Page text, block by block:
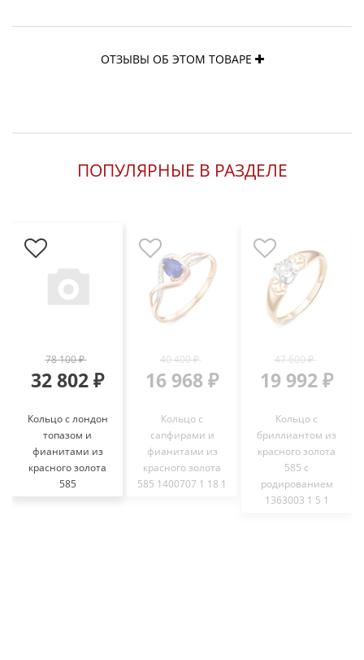
ОТЗЫВЫ ОБ ЭТОМ ТОВАРЕ
ПОПУЛЯРНЫЕ В РАЗДЕЛЕ
78 100 ₽
32 802 ₽
Кольцо с лондон
топазом и
фианитами из
красного золота
585
40 400 ₽
16 968 ₽
Кольцо с
сапфирами и
фианитами из
красного золота
585 1400707 1 18 1
47 600 ₽
19 992 ₽
Кольцо с
бриллиантом из
красного золота
585 с
родированием
1363003 1 5 1